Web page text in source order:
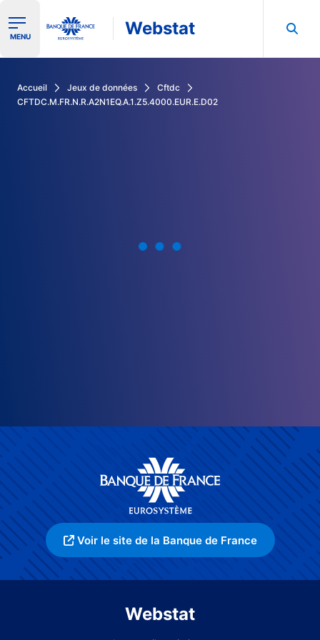
Ouvrir le menu de navigation
MENU Webstat
Accueil Jeux de données
Cftdc
CFTDC.M.FR.N.R.A2N1EQ.A.1.Z5.4000.EUR.E.D02
Voir le site de la Banque de France
Webstat